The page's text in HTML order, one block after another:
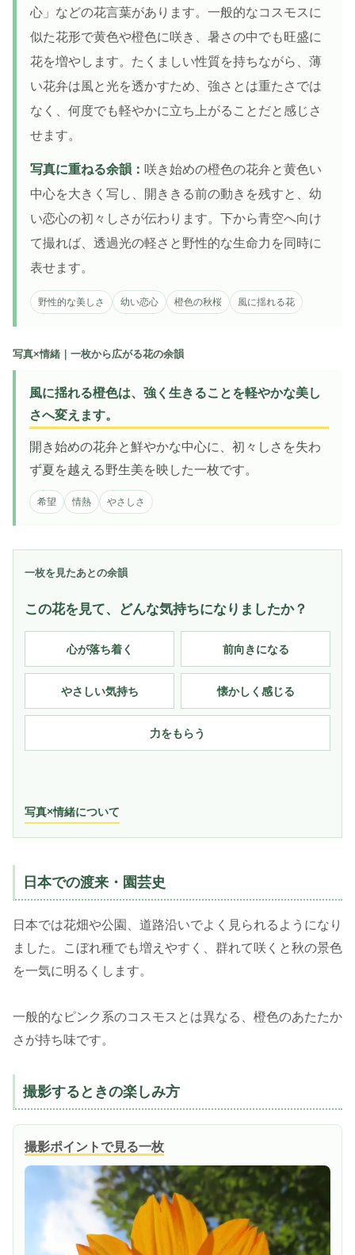
心」などの花言葉があります。一般的なコスモスに
似た花形で黄色や橙色に咲き、暑さの中でも旺盛に
花を増やします。たくましい性質を持ちながら、薄
い花弁は風と光を透かすため、強さとは重たさでは
なく、何度でも軽やかに立ち上がることだと感じさ
せます。
写真に重ねる余韻： 咲き始めの橙色の花弁と黄色い
中心を大きく写し、開ききる前の動きを残すと、幼
い恋心の初々しさが伝わります。下から青空へ向け
て撮れば、透過光の軽さと野性的な生命力を同時に
表せます。
野性的な美しさ 幼い恋心 橙色の秋桜 風に揺れる花
写真×情緒｜一枚から広がる花の余韻
風に揺れる橙色は、強く生きることを軽やかな美し
さへ変えます。
開き始めの花弁と鮮やかな中心に、初々しさを失わ
ず夏を越える野生美を映した一枚です。
希望 情熱 やさしさ
一枚を見たあとの余韻
この花を見て、どんな気持ちになりましたか？
心が落ち着く 前向きになる
やさしい気持ち 懐かしく感じる
力をもらう
写真×情緒について
日本での渡来・園芸史
日本では花畑や公園、道路沿いでよく見られるようになり
ました。こぼれ種でも増えやすく、群れて咲くと秋の景色
を一気に明るくします。
一般的なピンク系のコスモスとは異なる、橙色のあたたか
さが持ち味です。
撮影するときの楽しみ方
撮影ポイントで見る一枚